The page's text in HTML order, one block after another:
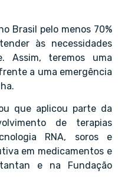
Brasil pelo menos 70%
às necessidades
Assim, teremos uma
a uma emergência
que aplicou parte da
de terapias
RNA, soros e
em medicamentos e
e na Fundação